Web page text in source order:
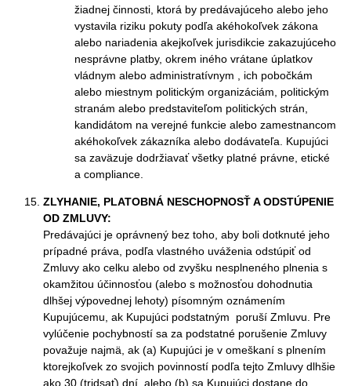
žiadnej činnosti, ktorá by predávajúceho alebo jeho
vystavila riziku pokuty podľa akéhokoľvek zákona
alebo nariadenia akejkoľvek jurisdikcie zakazujúceho
nesprávne platby, okrem iného vrátane úplatkov
vládnym alebo administratívnym , ich pobočkám
alebo miestnym politickým organizáciám, politickým
stranám alebo predstaviteľom politických strán,
kandidátom na verejné funkcie alebo zamestnancom
akéhokoľvek zákazníka alebo dodávateľa. Kupujúci
sa zaväzuje dodržiavať všetky platné právne, etické
a compliance.
ZLYHANIE, PLATOBNÁ NESCHOPNOSŤ A ODSTÚPENIE
OD ZMLUVY:
Predávajúci je oprávnený bez toho, aby boli dotknuté jeho
prípadné práva, podľa vlastného uváženia odstúpiť od
Zmluvy ako celku alebo od zvyšku nesplneného plnenia s
okamžitou účinnosťou (alebo s možnosťou dohodnutia
dlhšej výpovednej lehoty) písomným oznámením
Kupujúcemu, ak Kupujúci podstatným poruší Zmluvu. Pre
vylúčenie pochybností sa za podstatné porušenie Zmluvy
považuje najmä, ak (a) Kupujúci je v omeškaní s plnením
ktorejkoľvek zo svojich povinností podľa tejto Zmluvy dlhšie
ako 30 (tridsať) dní, alebo (b) sa Kupujúci dostane do